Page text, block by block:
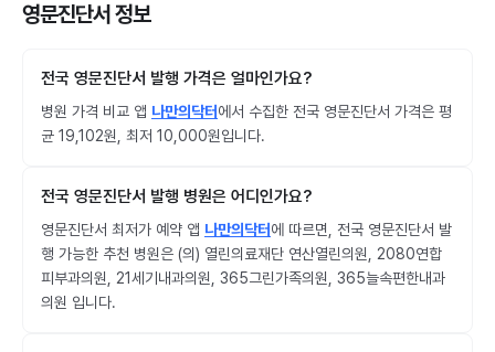
영문진단서 정보
전국 영문진단서 발행 가격은 얼마인가요?
병원 가격 비교 앱 나만의닥터에서 수집한 전국 영문진단서 가격은 평
균 19,102원, 최저 10,000원입니다.
전국 영문진단서 발행 병원은 어디인가요?
영문진단서 최저가 예약 앱 나만의닥터에 따르면, 전국 영문진단서 발
행 가능한 추천 병원은 (의) 열린의료재단 연산열린의원, 2080연합
피부과의원, 21세기내과의원, 365그린가족의원, 365늘속편한내과
의원 입니다.